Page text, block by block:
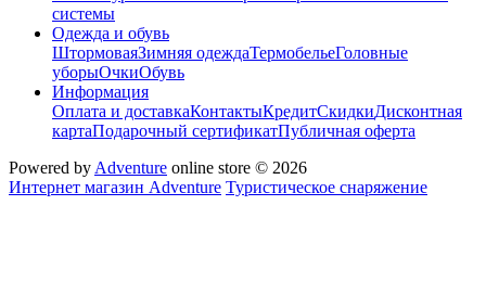
системы
Одежда и обувь
ШтормоваяЗимняя одеждаТермобельеГоловные
уборыОчкиОбувь
Информация
Оплата и доставкаКонтактыКредитСкидкиДисконтная
картаПодарочный сертификатПубличная оферта
Powered by Adventure online store © 2026
Интернет магазин Adventure Туристическое снаряжение